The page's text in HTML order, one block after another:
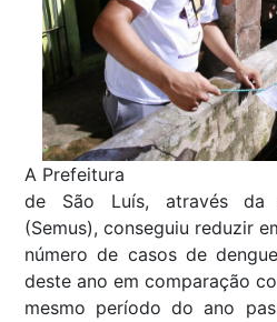
A Prefeitura
de São Luís, através da
(Semus), conseguiu reduzir
número de casos de
deste ano em comparação
mesmo período do ano